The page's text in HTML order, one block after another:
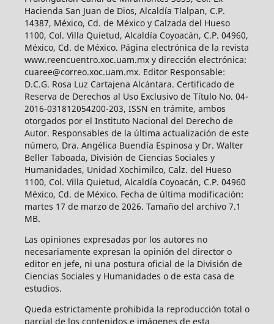
Hacienda San Juan de Dios, Alcaldía Tlalpan, C.P.
14387, México, Cd. de México y Calzada del Hueso
1100, Col. Villa Quietud, Alcaldía Coyoacán, C.P. 04960,
México, Cd. de México. Página electrónica de la revista
www.reencuentro.xoc.uam.mx y dirección electrónica:
cuaree@correo.xoc.uam.mx. Editor Responsable:
D.C.G. Rosa Luz Cartajena Alcántara. Certificado de
Reserva de Derechos al Uso Exclusivo de Título No. 04-
2016-031812054200-203, ISSN en trámite, ambos
otorgados por el Instituto Nacional del Derecho de
Autor. Responsables de la última actualización de este
número, Dra. Angélica Buendía Espinosa y Dr. Walter
Beller Taboada, División de Ciencias Sociales y
Humanidades, Unidad Xochimilco, Calz. del Hueso
1100, Col. Villa Quietud, Alcaldía Coyoacán, C.P. 04960
México, Cd. de México. Fecha de última modificación:
martes 17 de marzo de 2026. Tamaño del archivo 7.1
MB.
Las opiniones expresadas por los autores no
necesariamente expresan la opinión del director o
editor en jefe, ni una postura oficial de la División de
Ciencias Sociales y Humanidades o de esta casa de
estudios.
Queda estrictamente prohibida la reproducción total o
parcial de los contenidos e imágenes de esta